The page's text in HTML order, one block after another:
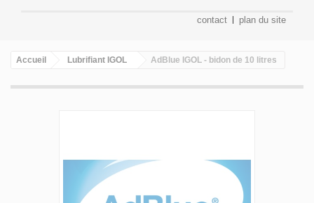
contact plan du site
Accueil Lubrifiant IGOL AdBlue IGOL - bidon de 10 litres